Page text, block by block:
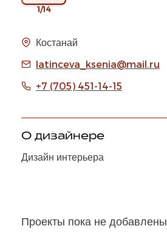
1/14
Костанай
latinceva_ksenia@mail.ru
+7 (705) 451-14-15
О дизайнере
Дизайн интерьера
Проекты пока не добавлены